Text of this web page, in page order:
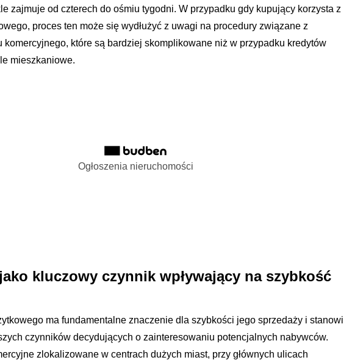
zajmuje od czterech do ośmiu tygodni. W przypadku gdy kupujący korzysta z
proces ten może się wydłużyć z uwagi na procedury związane z
komercyjnego, które są bardziej skomplikowane niż w przypadku kredytów
mieszkaniowe.
Ogłoszenia nieruchomości
kluczowy czynnik wpływający na szybkość
ma fundamentalne znaczenie dla szybkości jego sprzedaży i stanowi
czynników decydujących o zainteresowaniu potencjalnych nabywców.
zlokalizowane w centrach dużych miast, przy głównych ulicach